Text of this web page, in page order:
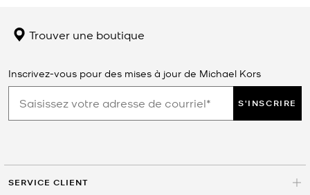
Trouver une boutique
Inscrivez-vous pour des mises à jour de Michael Kors
S'INSCRIRE
SERVICE CLIENT